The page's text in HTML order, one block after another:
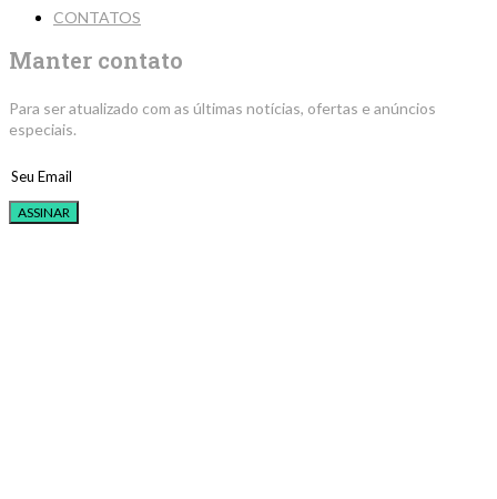
CONTATOS
Manter contato
Para ser atualizado com as últimas notícias, ofertas e anúncios
especiais.
ASSINAR